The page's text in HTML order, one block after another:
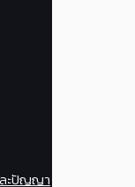
ะปัญญา